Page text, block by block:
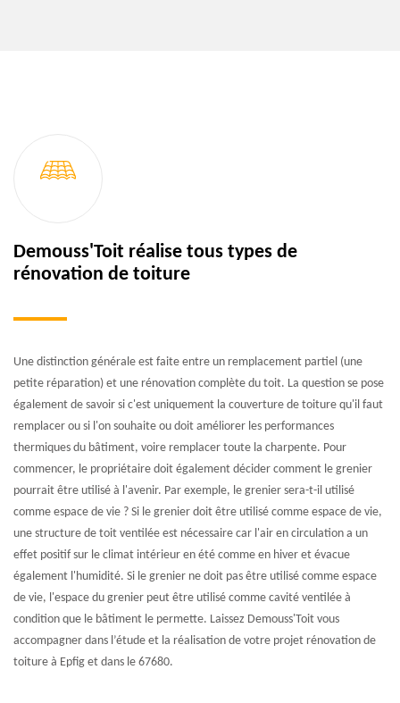
Demouss'Toit réalise tous types de
rénovation de toiture
Une distinction générale est faite entre un remplacement partiel (une
petite réparation) et une rénovation complète du toit. La question se pose
également de savoir si c'est uniquement la couverture de toiture qu'il faut
remplacer ou si l'on souhaite ou doit améliorer les performances
thermiques du bâtiment, voire remplacer toute la charpente. Pour
commencer, le propriétaire doit également décider comment le grenier
pourrait être utilisé à l'avenir. Par exemple, le grenier sera-t-il utilisé
comme espace de vie ? Si le grenier doit être utilisé comme espace de vie,
une structure de toit ventilée est nécessaire car l'air en circulation a un
effet positif sur le climat intérieur en été comme en hiver et évacue
également l'humidité. Si le grenier ne doit pas être utilisé comme espace
de vie, l'espace du grenier peut être utilisé comme cavité ventilée à
condition que le bâtiment le permette. Laissez Demouss'Toit vous
accompagner dans l’étude et la réalisation de votre projet rénovation de
toiture à Epfig et dans le 67680.